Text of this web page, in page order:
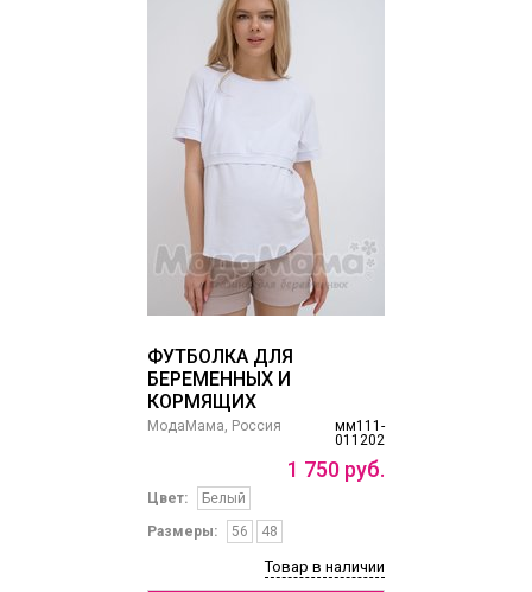
ФУТБОЛКА ДЛЯ
БЕРЕМЕННЫХ И
КОРМЯЩИХ
мм111-
011202
МодаМама, Россия
1 750 руб.
Цвет:
Белый
Размеры:
56 48
Товар в наличии